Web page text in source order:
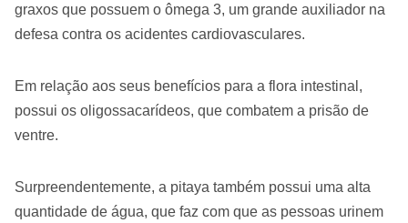
graxos que possuem o ômega 3, um grande auxiliador na
defesa contra os acidentes cardiovasculares.
Em relação aos seus benefícios para a flora intestinal,
possui os oligossacarídeos, que combatem a prisão de
ventre.
Surpreendentemente, a pitaya também possui uma alta
quantidade de água, que faz com que as pessoas urinem